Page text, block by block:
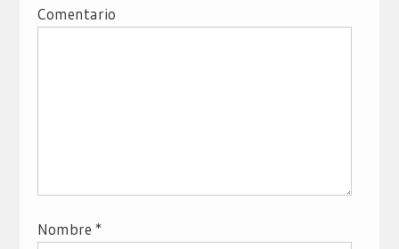
Comentario
Nombre *